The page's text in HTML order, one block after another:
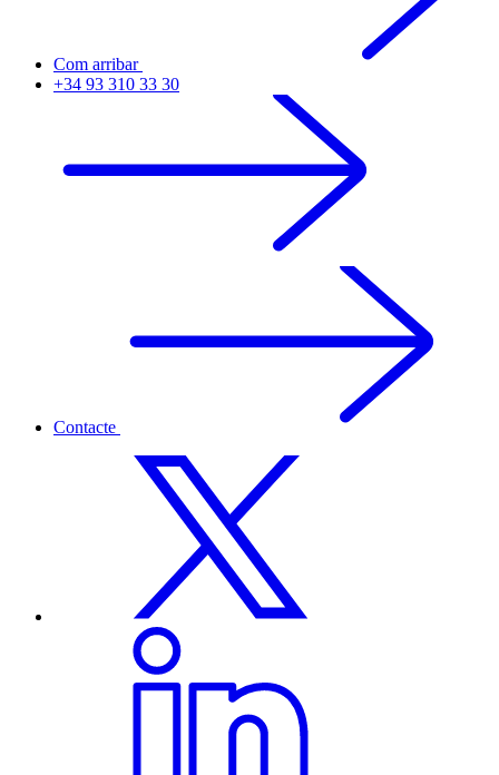
Com arribar
+34 93 310 33 30
Contacte